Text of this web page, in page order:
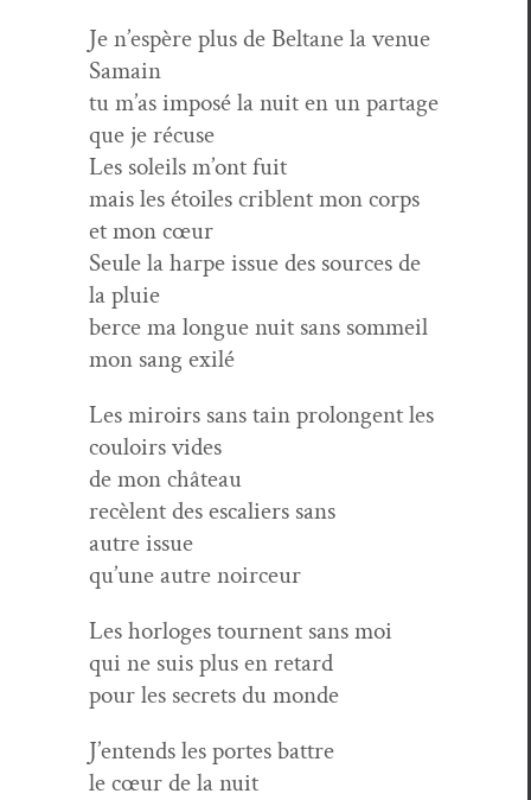
Je n’espère plus de Beltane la venue
Samain
tu m’as imposé la nuit en un partage
que je récuse
Les soleils m’ont fuit
mais les étoiles criblent mon corps
et mon cœur
Seule la harpe issue des sources de
la pluie
berce ma longue nuit sans sommeil
mon sang exilé
Les miroirs sans tain pro­lon­gent les
couloirs vides
de mon château
recè­lent des escaliers sans
autre issue
qu’une autre noirceur
Les hor­loges tour­nent sans moi
qui ne suis plus en retard
pour les secrets du monde
J’entends les portes battre
le cœur de la nuit